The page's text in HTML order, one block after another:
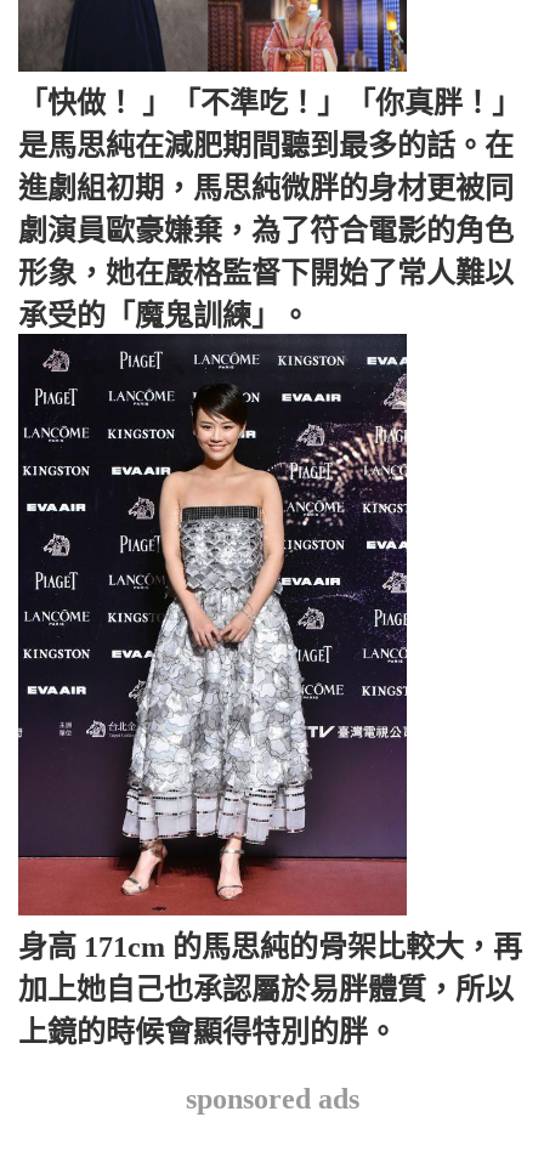
「快做！ 」「不準吃！」「你真胖！」
是馬思純在減肥期間聽到最多的話。在
進劇組初期，馬思純微胖的身材更被同
劇演員歐豪嫌棄，為了符合電影的角色
形象，她在嚴格監督下開始了常人難以
承受的「魔鬼訓練」。
身高 171cm 的馬思純的骨架比較大，再
加上她自己也承認屬於易胖體質，所以
上鏡的時候會顯得特別的胖。
sponsored ads